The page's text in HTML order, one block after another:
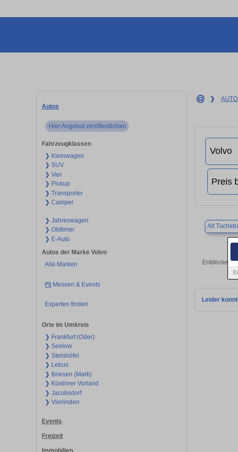
Autos
Hier Angebot veröffentlichen
Fahrzeugklassen
❯ Kleinwagen
❯ SUV
❯ Van
❯ Pickup
❯ Transporter
❯ Camper
❯ Jahreswagen
❯ Oldtimer
❯ E-Auto
Autos der Marke Volvo
Alle Marken
Messen & Events
Experten finden
Orte im Umkreis
❯ Frankfurt (Oder)
❯ Seelow
❯ Steinhöfel
❯ Lebus
❯ Briesen (Mark)
❯ Küstriner Vorland
❯ Jacobsdorf
❯ Vierlinden
Events
Freizeit
Immobilien
❯
Alt
Entdecken
Leider